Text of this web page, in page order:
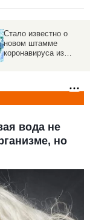
Стало известно о
новом штамме
коронавируса из
вода не
но